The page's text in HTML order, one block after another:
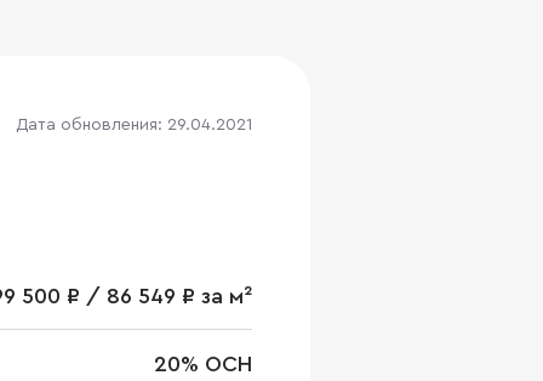
Дата обновления: 29.04.2021
500 ₽ / 86 549 ₽ за м²
20% ОСН